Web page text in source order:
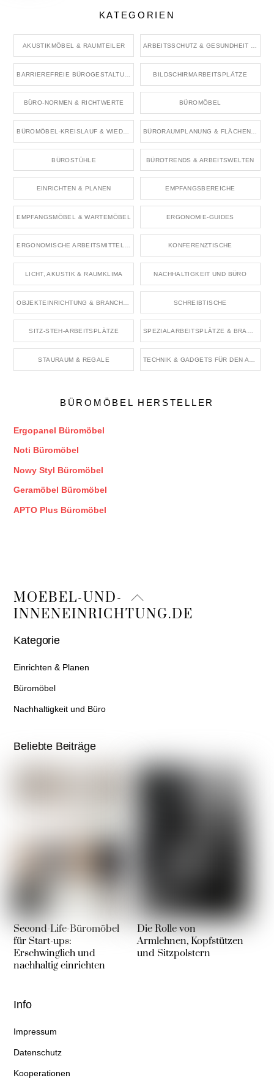
KATEGORIEN
AKUSTIKMÖBEL & RAUMTEILER ARBEITSSCHUTZ & GESUNDHEIT IM BÜRO
BILDSCHIRMARBEITSPLÄTZE
BÜRO-NORMEN & RICHTWERTE BÜROMÖBEL
BÜROSTÜHLE BÜROTRENDS & ARBEITSWELTEN
EINRICHTEN & PLANEN EMPFANGSBEREICHE
EMPFANGSMÖBEL & WARTEMÖBEL ERGONOMIE-GUIDES
ERGONOMISCHE ARBEITSMITTEL & ZUBEHÖR KONFERENZTISCHE
LICHT, AKUSTIK & RAUMKLIMA NACHHALTIGKEIT UND BÜRO
SCHREIBTISCHE
SITZ-STEH-ARBEITSPLÄTZE
STAURAUM & REGALE
BÜROMÖBEL HERSTELLER
Ergopanel Büromöbel
Noti Büromöbel
Nowy Styl Büromöbel
Geramöbel Büromöbel
APTO Plus Büromöbel
Back
To
MOEBEL-UND-
INNENEINRICHTUNG.DE
Kategorie
Einrichten & Planen
Büromöbel
Nachhaltigkeit und Büro
Beliebte Beiträge
Second-Life-Büromöbel
für Start-ups:
Erschwinglich und
nachhaltig einrichten
Die Rolle von
Armlehnen, Kopfstützen
und Sitzpolstern
Info
Impressum
Datenschutz
Kooperationen